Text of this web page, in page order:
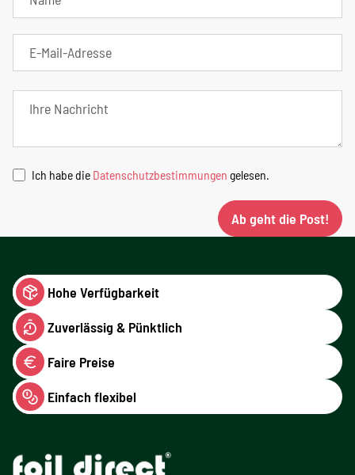
Ich habe die Datenschutzbestimmungen gelesen.
Ab geht die Post!
Hohe Verfügbarkeit
Zuverlässig & Pünktlich
Faire Preise
Einfach flexibel